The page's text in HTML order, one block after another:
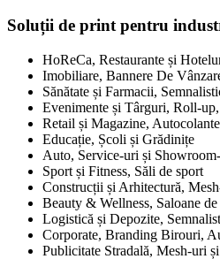
Soluții de print pentru
HoReCa, Restaurante și
Imobiliare, Bannere De
Sănătate și Farmacii,
Evenimente și Târguri, Roll-
Retail și Magazine,
Educație, Școli și Grădinițe
Auto, Service-uri și
Sport și Fitness, Săli de sport
Construcții și Arhitectură,
Beauty & Wellness, Saloane
Logistică și Depozite,
Corporate, Branding Birouri,
Publicitate Stradală, Mesh-uri